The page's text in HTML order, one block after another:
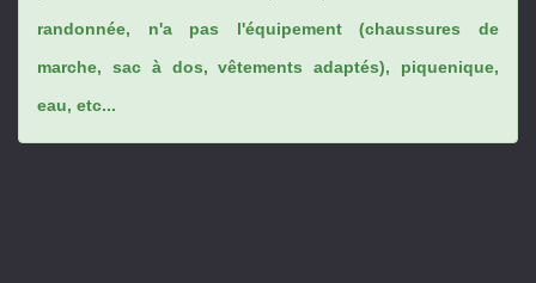
randonnée, n'a pas l'équipement (chaussures de
marche, sac à dos, vêtements adaptés), piquenique,
eau, etc...